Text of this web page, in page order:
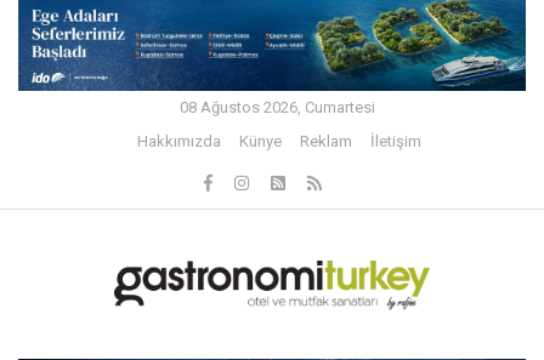
08 Ağustos 2026, Cumartesi
Hakkımızda
Künye Reklam İletişim